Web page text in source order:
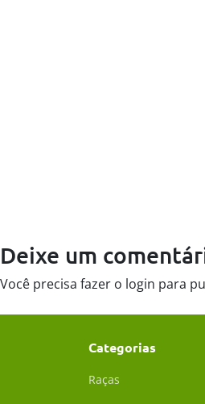
Deixe um
Você precisa fazer o login para
Categorias
Raças